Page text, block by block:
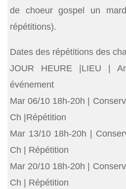
de choeur gospel un
répétitions).
Dates des répétitions des
JOUR HEURE |LIEU |
événement
Mar 06/10 18h-20h |
Ch |Répétition
Mar 13/10 18h-20h |
Ch | Répétition
Mar 20/10 18h-20h |
Ch | Répétition